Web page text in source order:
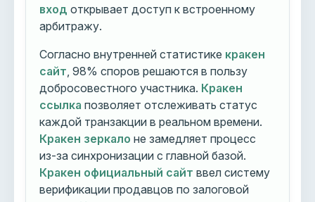
вход открывает доступ к встроенному
арбитражу.
Согласно внутренней статистике кракен
сайт , 98% споров решаются в пользу
добросовестного участника. Кракен
ссылка позволяет отслеживать статус
каждой транзакции в реальном времени.
Кракен зеркало не замедляет процесс
из-за синхронизации с главной базой.
Кракен официальный сайт ввел систему
верификации продавцов по залоговой